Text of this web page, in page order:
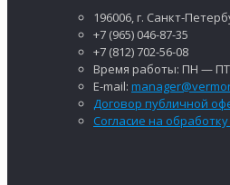
196006, г. Санкт-
+7 (965) 046-87-35
+7 (812) 702-56-08
Время работы: ПН — ПТ:
E-mail:
Договор публичной
Согласие на